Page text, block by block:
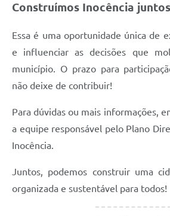
Construímos Inocência
Essa é uma oportunidade única de
e influenciar as decisões que
município. O prazo para
não deixe de contribuir!
Para dúvidas ou mais informações,
a equipe responsável pelo Plano
Inocência.
Juntos, podemos construir uma
organizada e sustentável para todos!